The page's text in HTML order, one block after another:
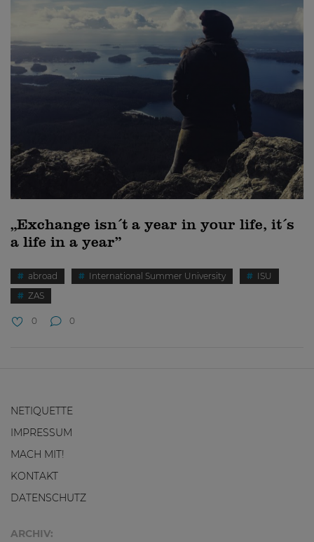
„Exchange isn´t a year in your life, it´s
a life in a year”
abroad International Summer University
ISU
ZAS
0 0
NETIQUETTE
IMPRESSUM
MACH MIT!
KONTAKT
DATENSCHUTZ
ARCHIV: